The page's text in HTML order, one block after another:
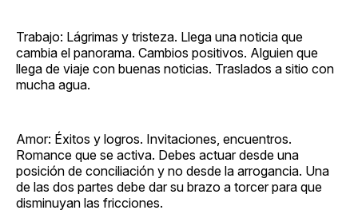
Trabajo: Lágrimas y tristeza. Llega una noticia que
cambia el panorama. Cambios positivos. Alguien que
llega de viaje con buenas noticias. Traslados a sitio con
mucha agua.
Amor: Éxitos y logros. Invitaciones, encuentros.
Romance que se activa. Debes actuar desde una
posición de conciliación y no desde la arrogancia. Una
de las dos partes debe dar su brazo a torcer para que
disminuyan las fricciones.